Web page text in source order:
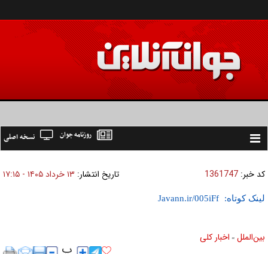
Toggle
نسخه اصلی روزنامه جوان
کد خبر: 1361747 تاریخ انتشار: ۱۳ خرداد ۱۴۰۵ - ۱۷:۱۵
لینک کوتاه:
بين‌الملل » اخبار كلی